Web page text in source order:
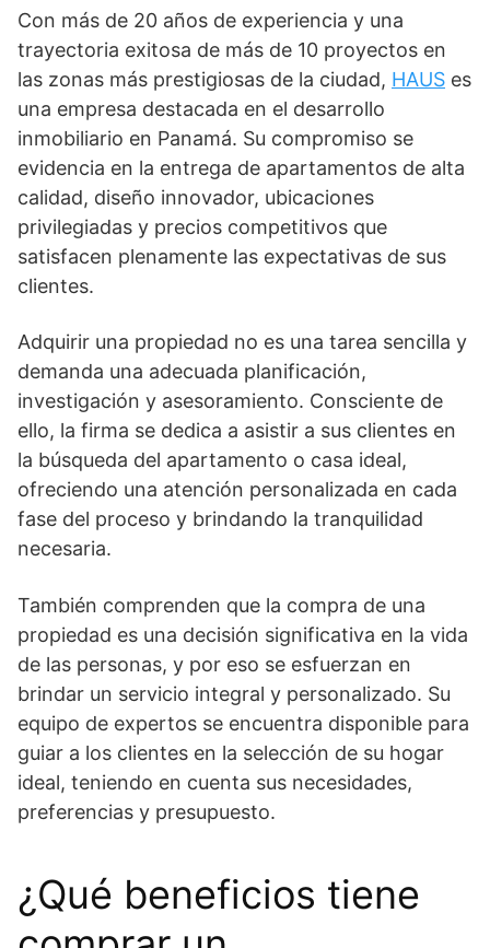
Con más de 20 años de experiencia y una
trayectoria exitosa de más de 10 proyectos en
las zonas más prestigiosas de la ciudad, HAUS es
una empresa destacada en el desarrollo
inmobiliario en Panamá. Su compromiso se
evidencia en la entrega de apartamentos de alta
calidad, diseño innovador, ubicaciones
privilegiadas y precios competitivos que
satisfacen plenamente las expectativas de sus
clientes.
Adquirir una propiedad no es una tarea sencilla y
demanda una adecuada planificación,
investigación y asesoramiento. Consciente de
ello, la firma se dedica a asistir a sus clientes en
la búsqueda del apartamento o casa ideal,
ofreciendo una atención personalizada en cada
fase del proceso y brindando la tranquilidad
necesaria.
También comprenden que la compra de una
propiedad es una decisión significativa en la vida
de las personas, y por eso se esfuerzan en
brindar un servicio integral y personalizado. Su
equipo de expertos se encuentra disponible para
guiar a los clientes en la selección de su hogar
ideal, teniendo en cuenta sus necesidades,
preferencias y presupuesto.
¿Qué beneficios tiene